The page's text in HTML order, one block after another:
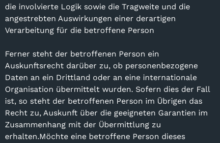
die involvierte Logik sowie die Tragweite und die
angestrebten Auswirkungen einer derartigen
Verarbeitung für die betroffene Person
Ferner steht der betroffenen Person ein
Auskunftsrecht darüber zu, ob personenbezogene
Daten an ein Drittland oder an eine internationale
Organisation übermittelt wurden. Sofern dies der Fall
ist, so steht der betroffenen Person im Übrigen das
Recht zu, Auskunft über die geeigneten Garantien im
Zusammenhang mit der Übermittlung zu
erhalten.Möchte eine betroffene Person dieses